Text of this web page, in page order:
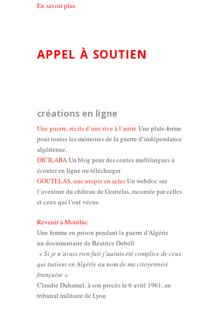
En savoir plus
APPEL À SOUTIEN
créations en ligne
Une guerre, récits d’une rive à l’autre Une plate-forme
pour toutes les mémoires de la guerre d’indépendance
algérienne.
DICILABAUn blog pour des contes multilingues à
écouter en ligne ou télécharger
GOUTELAS, une utopie en actesUn webdoc sur
l’aventure du château de Goutelas, racontée par celles
et ceux qui l’ont vécue.
Revenir à Montluc
Une femme en prison pendant la guerre d’Algérie
un documentaire de Béatrice Dubell
» Si je n’avais rien fait j’aurais été complice de ceux
qui tuaient en Algérie au nom de ma citoyenneté
française »
Claudie Duhamel, à son procès le 6 avril 1961, au
tribunal militaire de Lyon